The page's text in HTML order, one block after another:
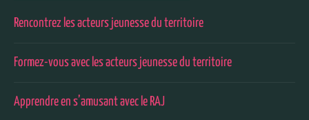
Rencontrez les acteurs jeunesse du territoire
Formez-vous avec les acteurs jeunesse du territoire
Apprendre en s’amusant avec le RAJ